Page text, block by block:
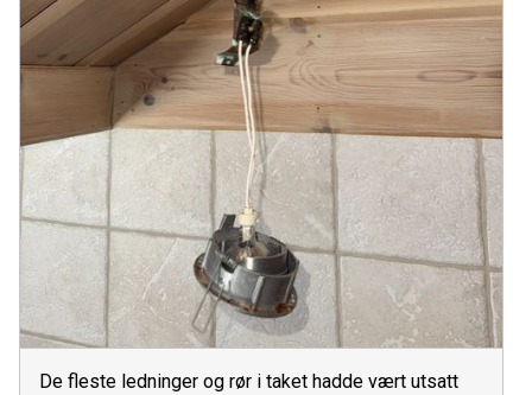
De fleste ledninger og rør i taket hadde vært utsatt